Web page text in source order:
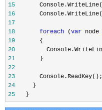
15
       Console.WriteLine(
16
17
18
foreach (var node
19
20
21
22
23
24
25
   }